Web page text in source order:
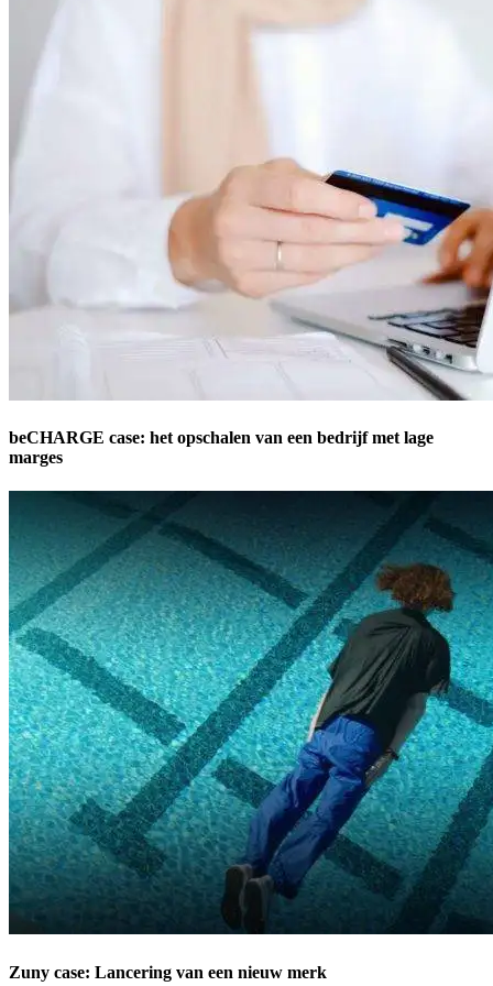
beCHARGE case: het opschalen van een bedrijf met lage
marges
Zuny case: Lancering van een nieuw merk